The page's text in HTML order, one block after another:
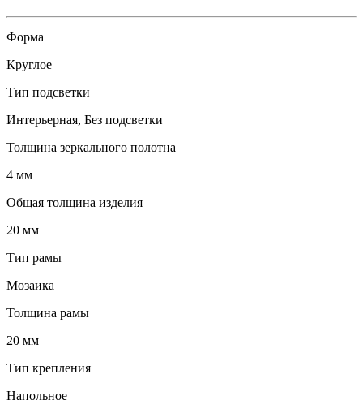
Форма
Круглое
Тип подсветки
Интерьерная, Без подсветки
Толщина зеркального полотна
4 мм
Общая толщина изделия
20 мм
Тип рамы
Мозаика
Толщина рамы
20 мм
Тип крепления
Напольное